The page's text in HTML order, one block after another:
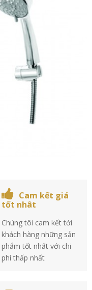
Cam kết giá
tốt nhât
Chúng tôi cam kết tới
khách hàng những sản
phẩm tốt nhất với chi
phí thấp nhất